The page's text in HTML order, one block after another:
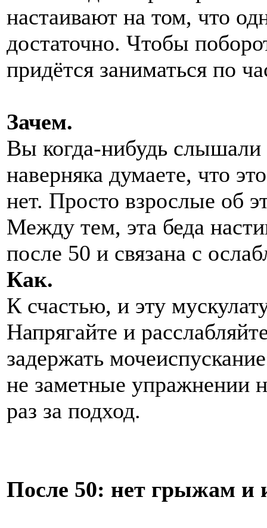
настаивают на том, что
достаточно. Чтобы
придётся заниматься по
Зачем.
Вы когда-нибудь
наверняка думаете, что
нет. Просто взрослые об
Между тем, эта беда
после 50 и связана с
Как.
К счастью, и эту
Напрягайте и
задержать
не заметные упражнении
раз за подход.
После 50: нет грыжам и